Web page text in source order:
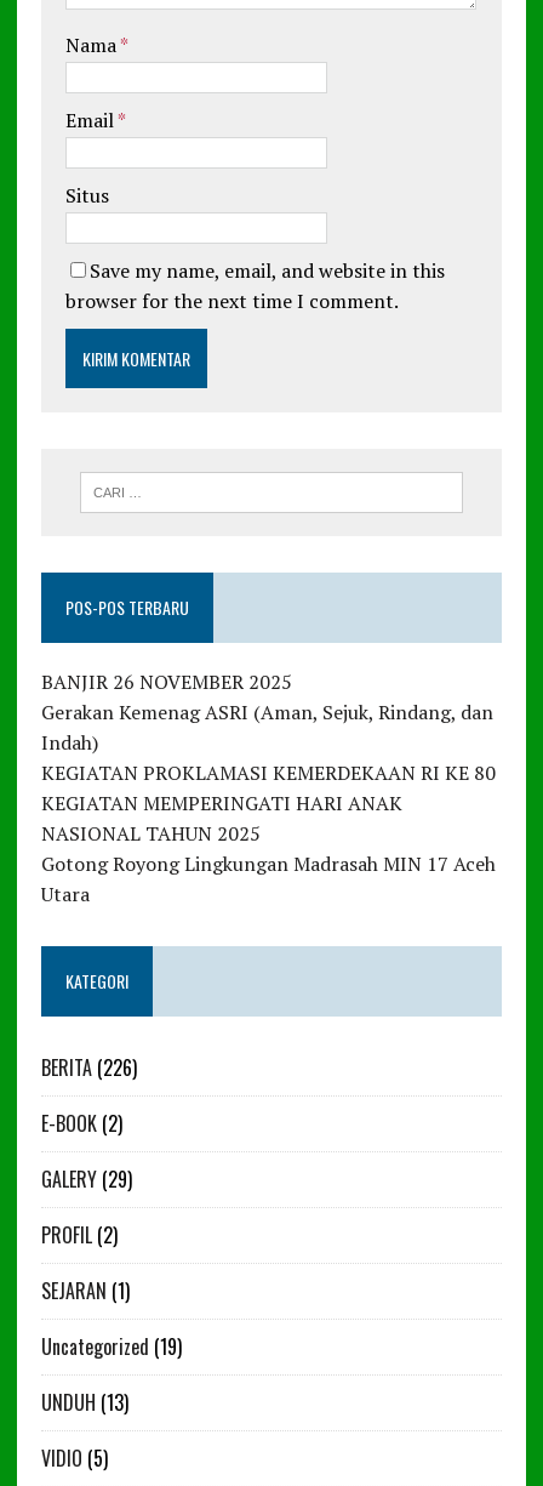
Nama*
Email*
Situs
Save my name, email, and website in this
browser for the next time I comment.
POS-POS TERBARU
BANJIR 26 NOVEMBER 2025
Gerakan Kemenag ASRI (Aman, Sejuk, Rindang, dan
Indah)
KEGIATAN PROKLAMASI KEMERDEKAAN RI KE 80
KEGIATAN MEMPERINGATI HARI ANAK
NASIONAL TAHUN 2025
Gotong Royong Lingkungan Madrasah MIN 17 Aceh
Utara
KATEGORI
BERITA(226)
E-BOOK(2)
GALERY(29)
PROFIL(2)
SEJARAN (1)
Uncategorized (19)
UNDUH (13)
VIDIO (5)